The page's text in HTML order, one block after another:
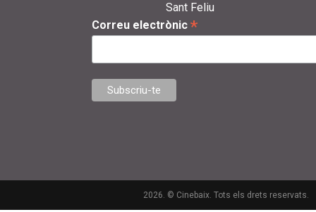
Sant Feliu
Correu electrònic *
2026. © Cinebaix. Tots els drets reservats.